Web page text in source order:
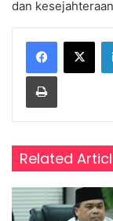
dan
Related